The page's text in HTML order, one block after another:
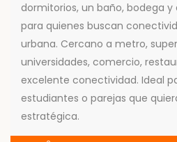
dormitorios, un baño, bodega
para quienes buscan
urbana. Cercano a metro,
universidades, comercio,
excelente conectividad. Ideal
estudiantes o parejas que
estratégica.